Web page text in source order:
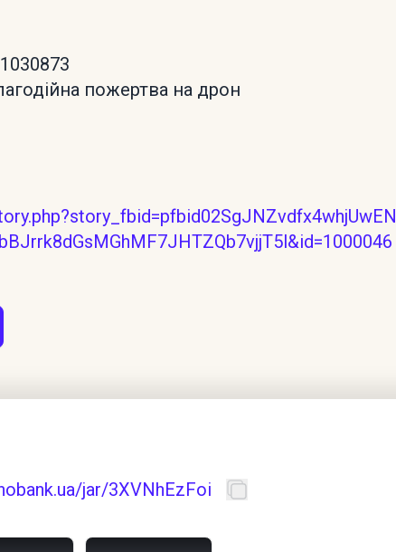
пожертва на дрон
jar/3XVNhEzFoi